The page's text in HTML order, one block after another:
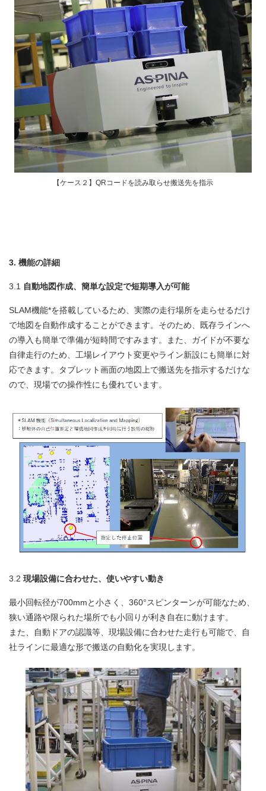
【ケース２】QRコードを読み取らせ搬送先を指示
3. 機能の詳細
3.1 自動地図作成、簡単な設定で短期導入が可能
SLAM機能*を搭載しているため、実際の走行場所を走らせるだけ
で地図を自動作成することができます。そのため、既存ラインへ
の導入も簡単で準備が短時間ですみます。また、ガイドが不要な
自律走行のため、工場レイアウト変更やライン新設にも簡単に対
応できます。タブレット画面の地図上で搬送先を指示するだけな
ので、現場での操作性にも優れています。
3.2 現場設備に合わせた、使いやすい動き
最小回転径が700mmと小さく、360°スピンターンが可能なため、
狭い通路や限られた場所でも小回りが利き自在に動けます。
また、自動ドアの認識等、現場設備に合わせた走行も可能で、自
社ラインに最適な形で搬送の自動化を実現します。